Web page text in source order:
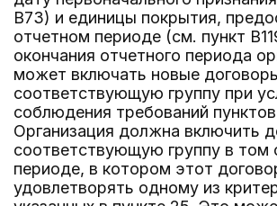
B73) и единицы покрытия,
отчетном периоде (см. пункт
окончания отчетного периода
может включать новые
соответствующую группу при
соблюдения требований
Организация должна включить
соответствующую группу в том
периоде, в котором этот
удовлетворять одному из